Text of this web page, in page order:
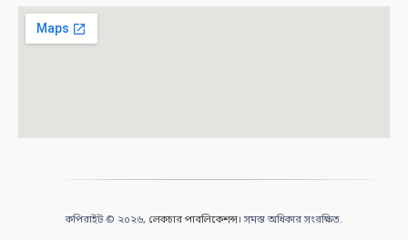
কপিরাইট © ২০২৬, লেকচার পাবলিকেশন্স। সমস্ত অধিকার সংরক্ষিত.